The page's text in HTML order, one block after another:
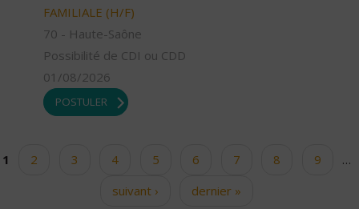
FAMILIALE (H/F)
70 - Haute-Saône
Possibilité de CDI ou CDD
01/08/2026
POSTULER
Pages
1 2 3 4 5 6 7 8 9
…
suivant ›
dernier »